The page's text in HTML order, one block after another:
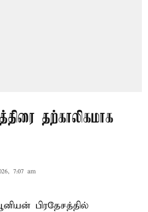
தற்காலிகமாக
7:07 am
பிரதேசத்தில்